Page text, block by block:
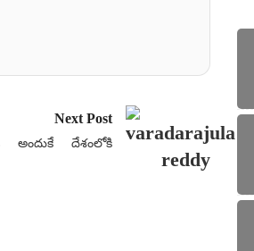
Next Post
అందుకే దేశంలోకి